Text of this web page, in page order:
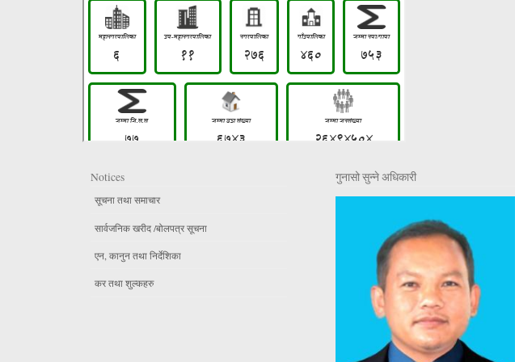
Notices
सूचना तथा समाचार
सार्वजनिक खरीद /बोलपत्र सूचना
एन, कानुन तथा निर्देशिका
कर तथा शुल्कहरु
गुनासो सुन्ने अधिकारी